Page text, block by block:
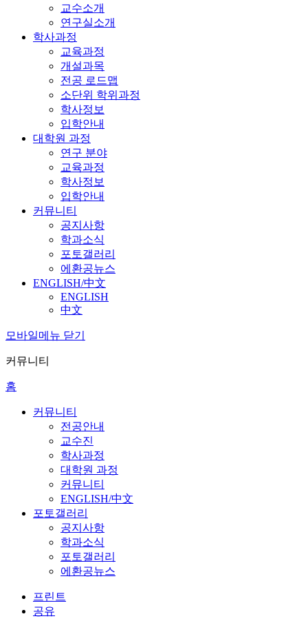
교수소개
연구실소개
학사과정
교육과정
개설과목
전공 로드맵
소단위 학위과정
학사정보
입학안내
대학원 과정
연구 분야
교육과정
학사정보
입학안내
커뮤니티
공지사항
학과소식
포토갤러리
에환공뉴스
ENGLISH/中文
ENGLISH
中文
모바일메뉴 닫기
커뮤니티
홈
커뮤니티
전공안내
교수진
학사과정
대학원 과정
커뮤니티
ENGLISH/中文
포토갤러리
공지사항
학과소식
포토갤러리
에환공뉴스
프린트
공유